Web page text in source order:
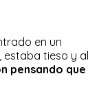
en un
estaba tieso y al
pensando que